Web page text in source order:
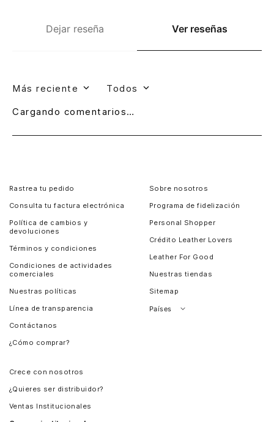
Dejar reseña Ver reseñas
Más reciente Todos
Cargando comentarios…
Rastrea tu pedido
Consulta tu factura electrónica
Política de cambios y
devoluciones
Términos y condiciones
Condiciones de actividades
comerciales
Nuestras políticas
Línea de transparencia
Contáctanos
¿Cómo comprar?
Sobre nosotros
Programa de fidelización
Personal Shopper
Crédito Leather Lovers
Leather For Good
Nuestras tiendas
Sitemap
Países
Crece con nosotros
¿Quieres ser distribuidor?
Ventas Institucionales